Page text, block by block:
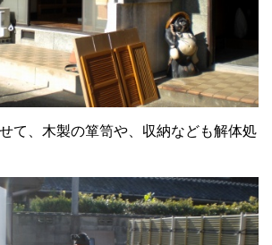
て、木製の箪笥や、収納なども解体処